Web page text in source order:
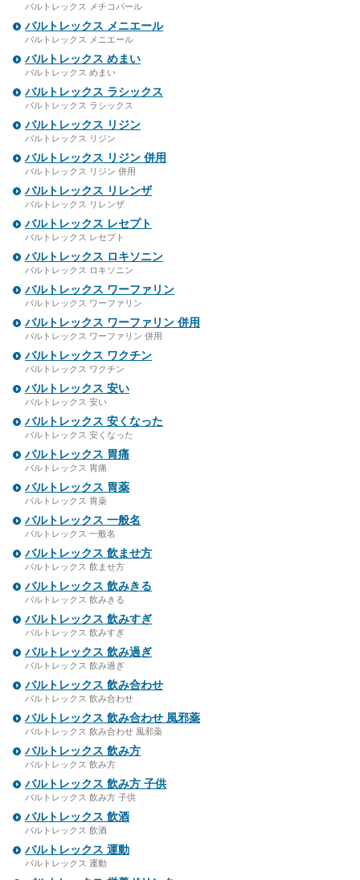
バルトレックス メチコバール
バルトレックス メニエール
バルトレックス メニエール
バルトレックス めまい
バルトレックス めまい
バルトレックス ラシックス
バルトレックス ラシックス
バルトレックス リジン
バルトレックス リジン
バルトレックス リジン 併用
バルトレックス リジン 併用
バルトレックス リレンザ
バルトレックス リレンザ
バルトレックス レセプト
バルトレックス レセプト
バルトレックス ロキソニン
バルトレックス ロキソニン
バルトレックス ワーファリン
バルトレックス ワーファリン
バルトレックス ワーファリン 併用
バルトレックス ワーファリン 併用
バルトレックス ワクチン
バルトレックス ワクチン
バルトレックス 安い
バルトレックス 安い
バルトレックス 安くなった
バルトレックス 安くなった
バルトレックス 胃痛
バルトレックス 胃痛
バルトレックス 胃薬
バルトレックス 胃薬
バルトレックス 一般名
バルトレックス 一般名
バルトレックス 飲ませ方
バルトレックス 飲ませ方
バルトレックス 飲みきる
バルトレックス 飲みきる
バルトレックス 飲みすぎ
バルトレックス 飲みすぎ
バルトレックス 飲み過ぎ
バルトレックス 飲み過ぎ
バルトレックス 飲み合わせ
バルトレックス 飲み合わせ
バルトレックス 飲み合わせ 風邪薬
バルトレックス 飲み合わせ 風邪薬
バルトレックス 飲み方
バルトレックス 飲み方
バルトレックス 飲み方 子供
バルトレックス 飲み方 子供
バルトレックス 飲酒
バルトレックス 飲酒
バルトレックス 運動
バルトレックス 運動